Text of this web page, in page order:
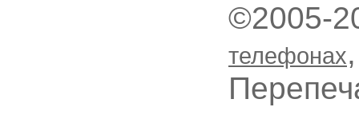
©2005-
телефонах